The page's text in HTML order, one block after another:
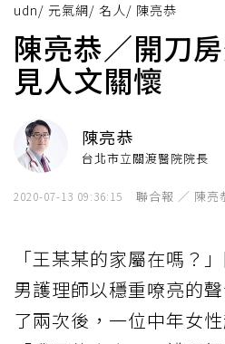
udn/ 元氣網/ 名人/ 陳亮恭
陳亮恭／開刀
見人文關懷
陳亮恭
台北市立關渡醫院院長
2020-07-13 09:36:15 聯合報 ／ 陳亮
「王某某的家屬在嗎？
男護理師以穩重嘹亮的
了兩次後，一位中年女